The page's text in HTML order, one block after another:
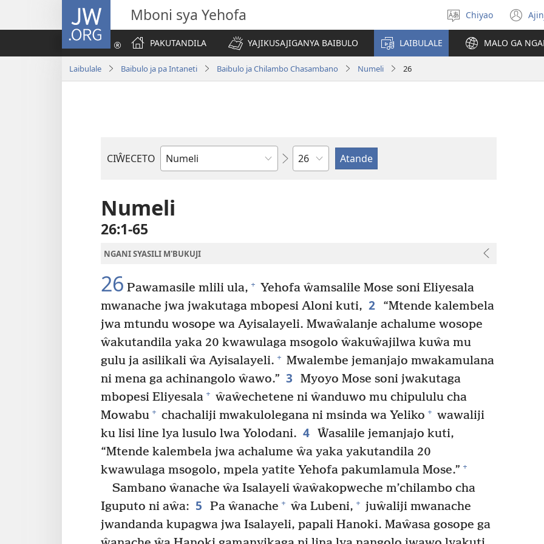
JW.ORG Mboni sya Yehofa
Asagule
ciŵeceto
Chiyao
PAKUTANDILA
YAJIKUSAJIGANYA BAIBULO LAIBULALE MALO GA
Laibulale Baibulo ja pa Intaneti Baibulo ja Chilambo Chasambano Numeli 26
CIŴECETO
Buku
m'Baibulo
Chaputala
Numeli
26:1-65
NGANI SYASILI M'BUKUJI
26 Pawamasile mlili ula, + Yehofa ŵamsalile Mose soni Eliyesala
mwanache jwa jwakutaga mbopesi Aloni kuti, 2
“Mtende kalembela
jwa mtundu wosope wa Ayisalayeli. Mwaŵalanje achalume wosope
ŵakutandila yaka 20 kwawulaga msogolo ŵakuŵajilwa kuŵa mu
gulu ja asilikali ŵa Ayisalayeli. + Mwalembe jemanjajo mwakamulana
ni mena ga achinangolo ŵawo.” 3
Myoyo Mose soni jwakutaga
mbopesi Eliyesala + ŵaŵechetene ni ŵanduwo mu chipululu cha
Mowabu + chachaliji mwakulolegana ni msinda wa Yeliko + wawaliji
ku lisi line lya lusulo lwa Yolodani. 4 Ŵasalile jemanjajo kuti,
“Mtende kalembela jwa achalume ŵa yaka yakutandila 20
kwawulaga msogolo, mpela yatite Yehofa pakumlamula Mose.” +
Sambano ŵanache ŵa Isalayeli ŵaŵakopweche m’chilambo cha
Iguputo ni aŵa: 5 Pa ŵanache + ŵa Lubeni, + juŵaliji mwanache
jwandanda kupagwa jwa Isalayeli, papali Hanoki. Maŵasa gosope ga